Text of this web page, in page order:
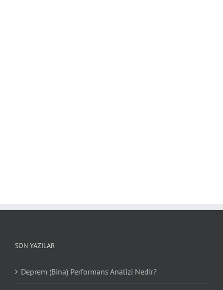
SON YAZILAR
Deprem (Bina) Performans Analizi Nedir?